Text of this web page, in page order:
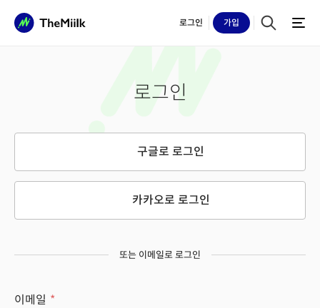
로그인 가입
로그인
구글로 로그인
카카오로 로그인
또는 이메일로 로그인
이메일